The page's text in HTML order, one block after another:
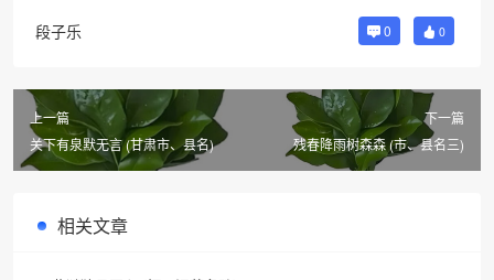
段子乐 0 0
上一篇
关下有泉默无言 (甘肃市、县名)
下一篇
残春降雨树森森 (市、县名三)
相关文章